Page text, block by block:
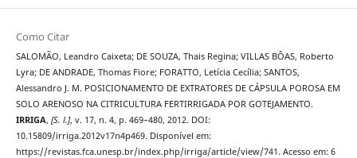
Como Citar
SALOMÃO, Leandro Caixeta; DE SOUZA, Thais Regina; VILLAS BÔAS, Roberto
Lyra; DE ANDRADE, Thomas Fiore; FORATTO, Letícia Cecília; SANTOS,
Alessandro J. M. POSICIONAMENTO DE EXTRATORES DE CÁPSULA POROSA EM
SOLO ARENOSO NA CITRICULTURA FERTIRRIGADA POR GOTEJAMENTO.
IRRIGA, [S. l.], v. 17, n. 4, p. 469–480, 2012. DOI:
10.15809/irriga.2012v17n4p469. Disponível em:
https://revistas.fca.unesp.br/index.php/irriga/article/view/741. Acesso em: 6